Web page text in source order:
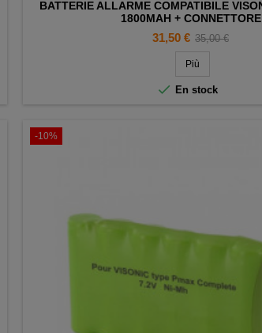
BATTERIE ALLARME COMPATIBILE
1800MAH + CONNETTORE
Prezzo
31,50 € Prezzo
base
35,00 €
Più
 En stock
-10%